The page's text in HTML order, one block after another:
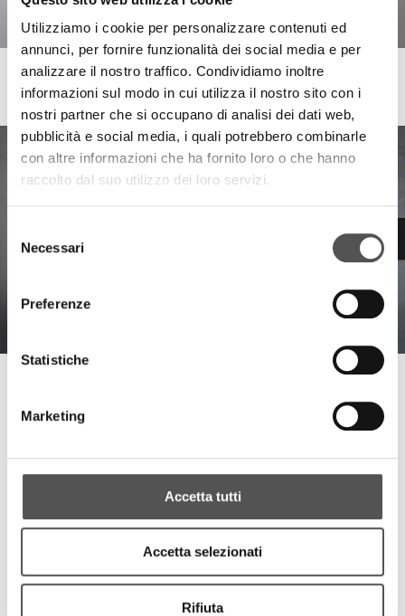
Utilizziamo i cookie per personalizzare contenuti ed
annunci, per fornire funzionalità dei social media e per
analizzare il nostro traffico. Condividiamo inoltre
informazioni sul modo in cui utilizza il nostro sito con i
nostri partner che si occupano di analisi dei dati web,
pubblicità e social media, i quali potrebbero combinarle
con altre informazioni che ha fornito loro o che hanno
raccolto dal suo utilizzo dei loro servizi.
delNecessari
Preferenze
Statistiche
Marketing
Accetta tutti
Accetta selezionati
Rifiuta
Progetto Automazione
ERP Software since 1982
PROJECTS